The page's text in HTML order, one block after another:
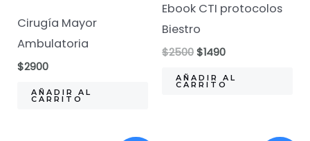
Cirugía Mayor
Ambulatoria
$2900
AÑADIR AL
CARRITO
Ebook CTI protocolos
Biestro
$2500El
original
era:
$1490El
actual
AÑADIR AL
CARRITO